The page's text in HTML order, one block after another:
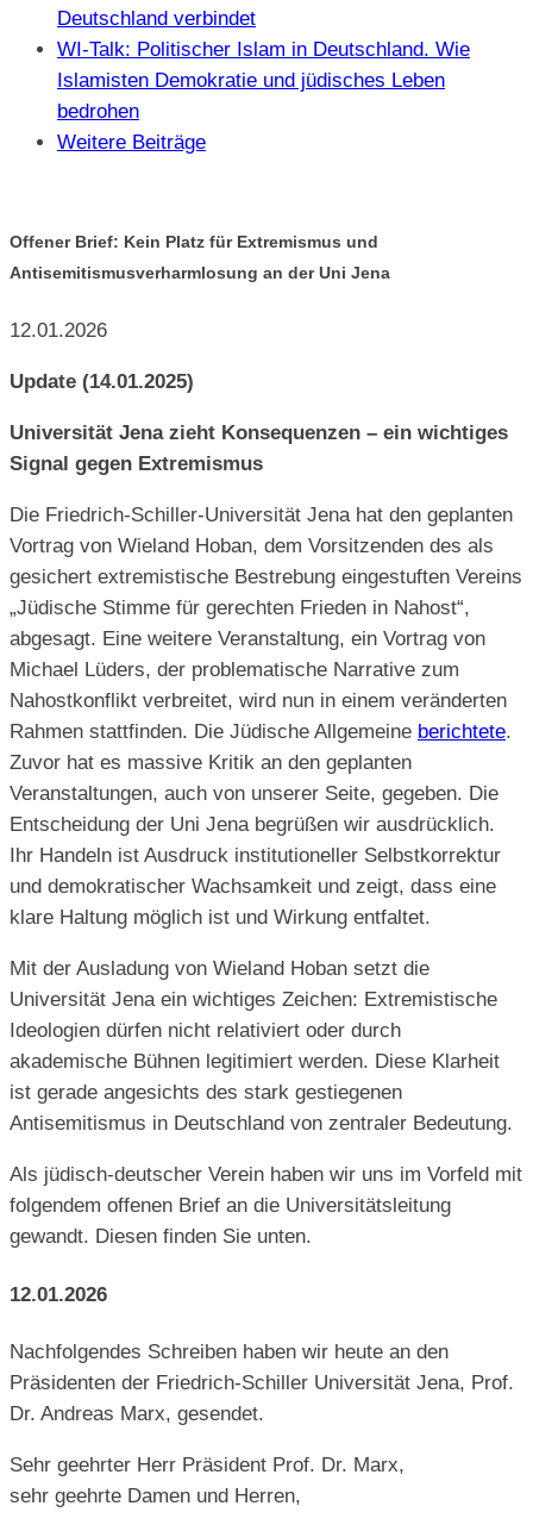
Deutschland verbindet
WI-Talk: Politischer Islam in Deutschland. Wie
Islamisten Demokratie und jüdisches Leben
bedrohen
Weitere Beiträge
Offener Brief: Kein Platz für Extremismus und
Antisemitismusverharmlosung an der Uni Jena
12.01.2026
Update (14.01.2025)
Universität Jena zieht Konsequenzen – ein wichtiges
Signal gegen Extremismus
Die Friedrich-Schiller-Universität Jena hat den geplanten
Vortrag von Wieland Hoban, dem Vorsitzenden des als
gesichert extremistische Bestrebung eingestuften Vereins
„Jüdische Stimme für gerechten Frieden in Nahost“,
abgesagt. Eine weitere Veranstaltung, ein Vortrag von
Michael Lüders, der problematische Narrative zum
Nahostkonflikt verbreitet, wird nun in einem veränderten
Rahmen stattfinden. Die Jüdische Allgemeine berichtete.
Zuvor hat es massive Kritik an den geplanten
Veranstaltungen, auch von unserer Seite, gegeben. Die
Entscheidung der Uni Jena begrüßen wir ausdrücklich.
Ihr Handeln ist Ausdruck institutioneller Selbstkorrektur
und demokratischer Wachsamkeit und zeigt, dass eine
klare Haltung möglich ist und Wirkung entfaltet.
Mit der Ausladung von Wieland Hoban setzt die
Universität Jena ein wichtiges Zeichen: Extremistische
Ideologien dürfen nicht relativiert oder durch
akademische Bühnen legitimiert werden. Diese Klarheit
ist gerade angesichts des stark gestiegenen
Antisemitismus in Deutschland von zentraler Bedeutung.
Als jüdisch-deutscher Verein haben wir uns im Vorfeld mit
folgendem offenen Brief an die Universitätsleitung
gewandt. Diesen finden Sie unten.
12.01.2026
Nachfolgendes Schreiben haben wir heute an den
Präsidenten der Friedrich-Schiller Universität Jena, Prof.
Dr. Andreas Marx, gesendet.
Sehr geehrter Herr Präsident Prof. Dr. Marx,
sehr geehrte Damen und Herren,